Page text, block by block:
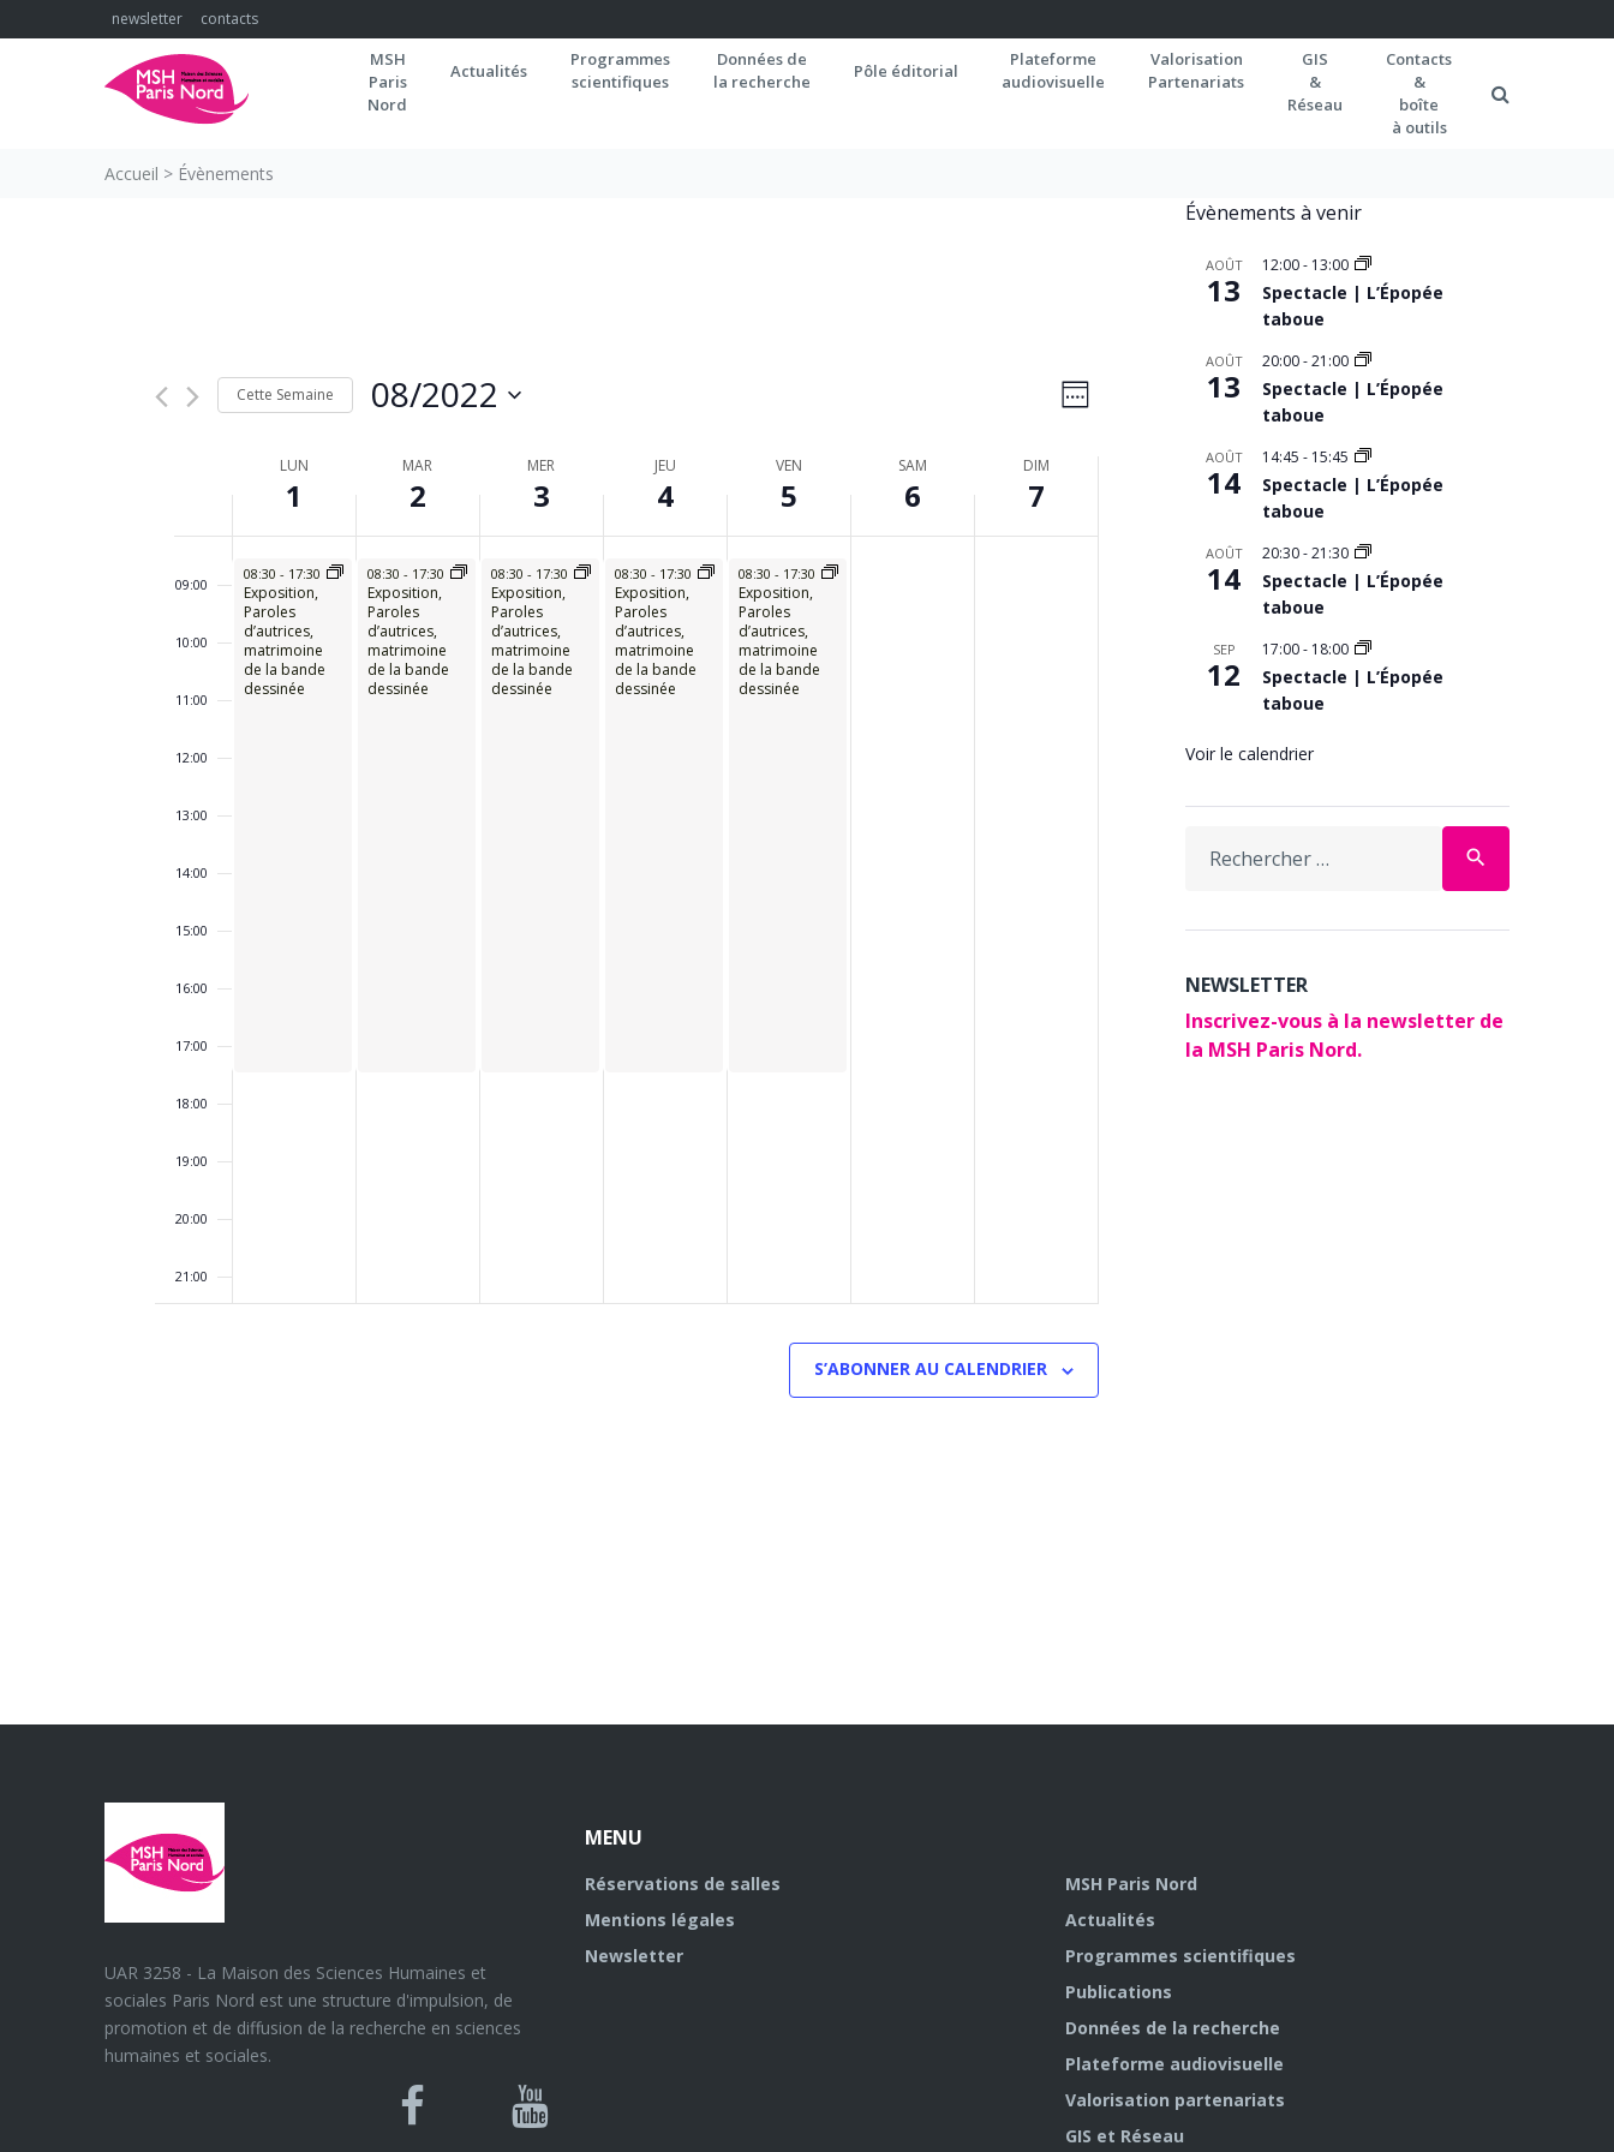
to
newsletter contacts
MSH
Paris
Nord
Actualités
Programmes
scientifiques
Données de
la recherche
Pôle éditorial
Plateforme
audiovisuelle
Valorisation
Partenariats
GIS
&
Réseau
Contacts
&
boîte
à outils
Accueil > Évènements
NAVIGATION
CONSULTATIONS
Navigation
vues
Évènement
SEMAINE
Cette Semaine 08/2022
SEMAINE
ÉVÈNEMENTS
LUN
1
MAR
2
MER
3
JEU
4
VEN
5
SAM
6
DIM
7
00:00
01:00
02:00
06:00
09:00
10:00
11:00
12:00
13:00
14:00
15:00
16:00
17:00
18:00
19:00
20:00
21:00
08:30 - 17:30
Exposition,
Paroles
d’autrices,
matrimoine
de la bande
dessinée
08:30 - 17:30
Exposition,
Paroles
d’autrices,
matrimoine
de la bande
dessinée
08:30 - 17:30
Exposition,
Paroles
d’autrices,
matrimoine
de la bande
dessinée
08:30 - 17:30
Exposition,
Paroles
d’autrices,
matrimoine
de la bande
dessinée
08:30 - 17:30
Exposition,
Paroles
d’autrices,
matrimoine
de la bande
dessinée
S’ABONNER AU CALENDRIER
Évènements à venir
AOÛT
13
12:00- 13:00
Spectacle | L’Épopée
taboue
AOÛT
13
20:00-21:00
Spectacle | L’Épopée
taboue
AOÛT
14
14:45 - 15:45
Spectacle | L’Épopée
taboue
AOÛT
14
20:30-21:30
Spectacle | L’Épopée
taboue
SEP
12
17:00- 18:00
Spectacle | L’Épopée
taboue
Voir le calendrier
for:
search
NEWSLETTER
Inscrivez-vous à la newsletter de
la MSH Paris Nord.
UAR 3258 - La Maison des Sciences Humaines et
sociales Paris Nord est une structure d'impulsion, de
promotion et de diffusion de la recherche en sciences
humaines et sociales.
Bluesky
Canal
MENU
Réservations de salles
Mentions légales
Newsletter
MSH Paris Nord
Actualités
Programmes scientifiques
Publications
Données de la recherche
Plateforme audiovisuelle
Valorisation partenariats
GIS et Réseau